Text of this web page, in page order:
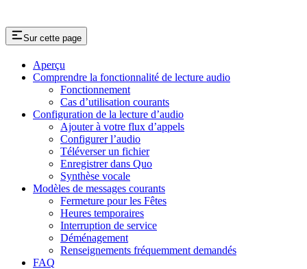
Sur cette page
Aperçu
Comprendre la fonctionnalité de lecture audio
Fonctionnement
Cas d’utilisation courants
Configuration de la lecture d’audio
Ajouter à votre flux d’appels
Configurer l’audio
Téléverser un fichier
Enregistrer dans Quo
Synthèse vocale
Modèles de messages courants
Fermeture pour les Fêtes
Heures temporaires
Interruption de service
Déménagement
Renseignements fréquemment demandés
FAQ